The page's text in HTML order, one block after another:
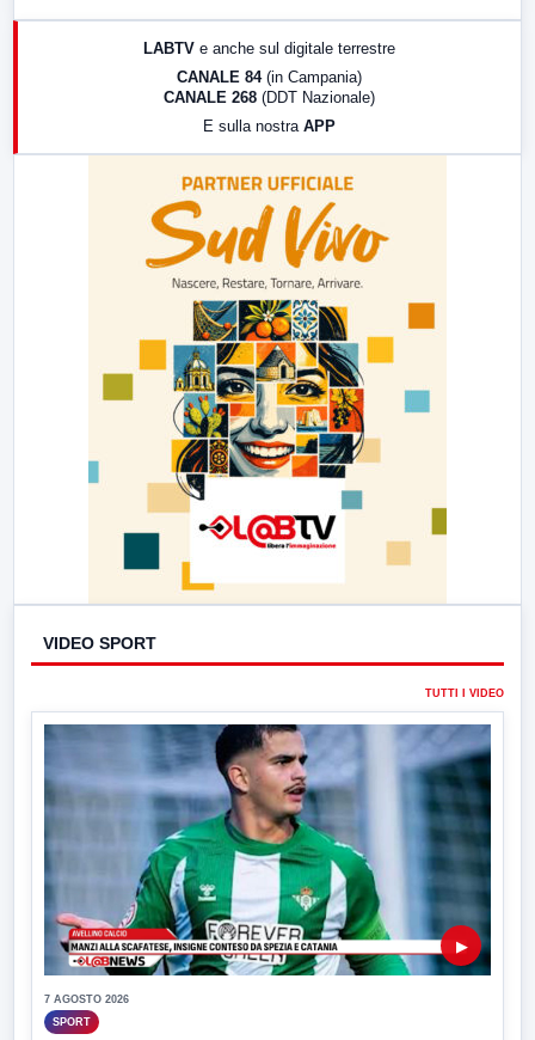
LABTV e anche sul digitale terrestre
CANALE 84 (in Campania)
CANALE 268 (DDT Nazionale)
E sulla nostra APP
VIDEO SPORT
TUTTI I VIDEO
▶
7 AGOSTO 2026
SPORT